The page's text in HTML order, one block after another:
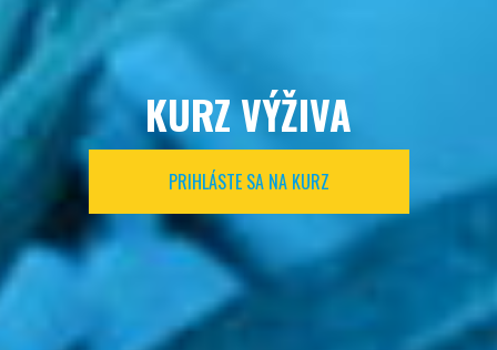
KURZ VÝŽIVA
PRIHLÁSTE SA NA KURZ